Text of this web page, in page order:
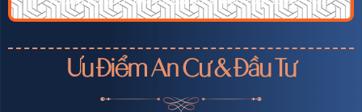
Ưu Điểm An Cư & Đầu Tư